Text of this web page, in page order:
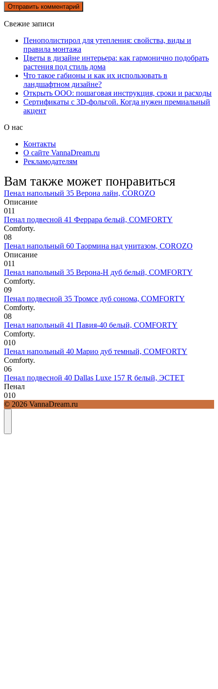
Свежие записи
Пенополистирол для утепления: свойства, виды и
правила монтажа
Цветы в дизайне интерьера: как гармонично подобрать
растения под стиль дома
Что такое габионы и как их использовать в
ландшафтном дизайне?
Открыть ООО: пошаговая инструкция, сроки и расходы
Сертификаты с 3D-фольгой. Когда нужен премиальный
акцент
О нас
Контакты
О сайте VannaDream.ru
Рекламодателям
Вам также может понравиться
Пенал напольный 35 Верона лайн, COROZO
Описание
011
Пенал подвесной 41 Феррара белый, COMFORTY
Comforty.
08
Пенал напольный 60 Таормина над унитазом, COROZO
Описание
011
Пенал напольный 35 Верона-Н дуб белый, COMFORTY
Comforty.
09
Пенал подвесной 35 Тромсе дуб сонома, COMFORTY
Comforty.
08
Пенал напольный 41 Павия-40 белый, COMFORTY
Comforty.
010
Пенал напольный 40 Марио дуб темный, COMFORTY
Comforty.
06
Пенал подвесной 40 Dallas Luxe 157 R белый, ЭСТЕТ
Пенал
010
© 2026 VannaDream.ru